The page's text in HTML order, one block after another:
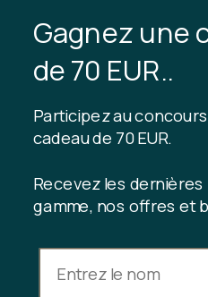
TIBLADIN
À propos de Tibladin
Blog
Abonnez-vous au club client
Nous contacter
INFORMATION
Politique de confidentialité
Gagnez une
de 70 EUR..
Participez au
cadeau de 70 EUR.
Recevez les
gamme, nos offres et